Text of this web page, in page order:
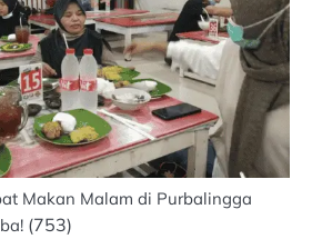
Makan Malam di Purbalingga
(753)